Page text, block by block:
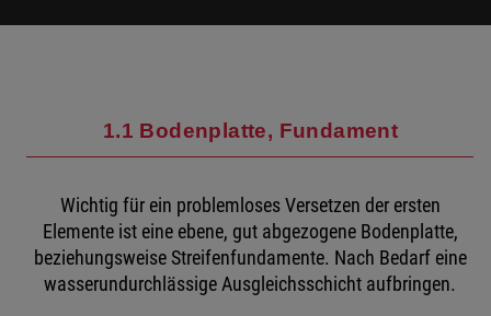
1.1 Bodenplatte, Fundament
Wichtig für ein problemloses Versetzen der ersten
Elemente ist eine ebene, gut abgezogene Bodenplatte,
beziehungsweise Streifenfundamente. Nach Bedarf eine
wasserundurchlässige Ausgleichsschicht aufbringen.